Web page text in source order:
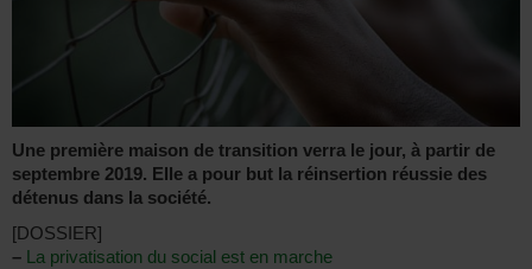
Une première maison de transition verra le jour, à partir de
septembre 2019. Elle a pour but la réinsertion réussie des
détenus dans la société.
[DOSSIER]
– La privatisation du social est en marche